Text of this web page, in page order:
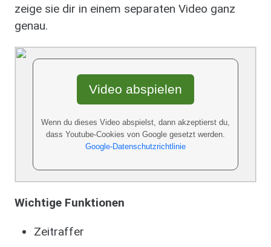
zeige sie dir in einem separaten Video ganz
genau.
Video abspielen
Wenn du dieses Video abspielst, dann akzeptierst du,
dass Youtube-Cookies von Google gesetzt werden.
Google-Datenschutzrichtlinie
Wichtige Funktionen
Zeitraffer